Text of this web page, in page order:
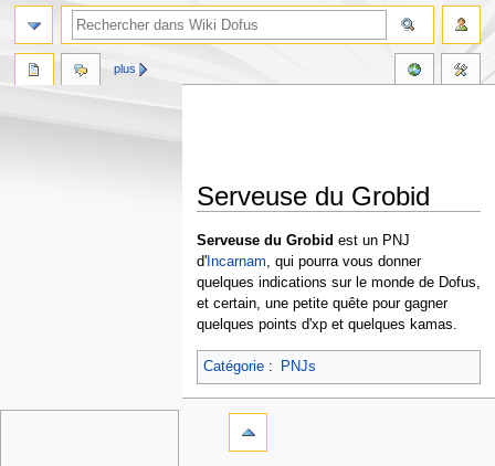
Serveuse du Grobid
Aller
à
la
navigation
Aller
à
la
recherche
Serveuse du Grobid est un PNJ
d'Incarnam, qui pourra vous donner
quelques indications sur le monde de Dofus,
et certain, une petite quête pour gagner
quelques points d'xp et quelques kamas.
Catégorie: PNJs
plus